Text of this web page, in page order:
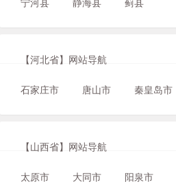
【河北省】网站导航
石家庄市 唐山市 秦皇岛市
【山西省】网站导航
太原市 大同市 阳泉市